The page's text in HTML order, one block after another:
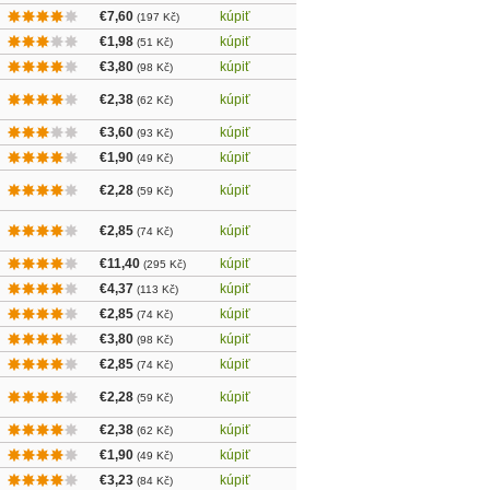
€7,60 (197 Kč)
kúpiť
€1,98 (51 Kč)
kúpiť
€3,80 (98 Kč) kúpiť
€2,38 (62 Kč) kúpiť
€3,60 (93 Kč)
kúpiť
€1,90 (49 Kč) kúpiť
€2,28 (59 Kč) kúpiť
€2,85 (74 Kč) kúpiť
€11,40 (295 Kč)
kúpiť
€4,37 (113 Kč)
kúpiť
€2,85 (74 Kč)
kúpiť
€3,80 (98 Kč)
kúpiť
€2,85 (74 Kč) kúpiť
€2,28 (59 Kč) kúpiť
€2,38 (62 Kč)
kúpiť
€1,90 (49 Kč)
kúpiť
€3,23 (84 Kč) kúpiť